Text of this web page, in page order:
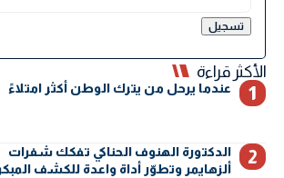
الأكثر قراءة
عندما يرحل من يترك الوطن أكثر امتلاءً
الدكتورة الهنوف الحناكي تفكك شفرات
ألزهايمر وتطوّر أداة واعدة للكشف المبكر